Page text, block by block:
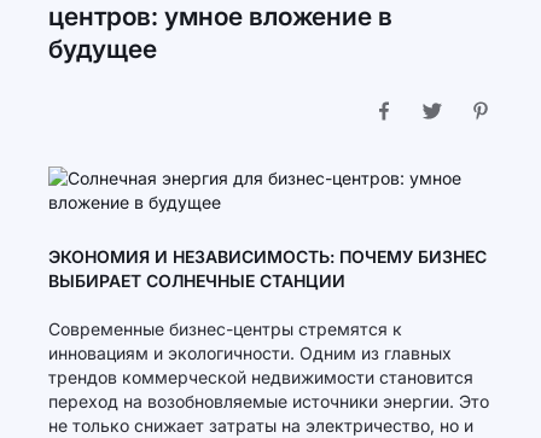
центров: умное вложение в
будущее
ЭКОНОМИЯ И НЕЗАВИСИМОСТЬ: ПОЧЕМУ БИЗНЕС
ВЫБИРАЕТ СОЛНЕЧНЫЕ СТАНЦИИ
Современные бизнес-центры стремятся к
инновациям и экологичности. Одним из главных
трендов коммерческой недвижимости становится
переход на возобновляемые источники энергии. Это
не только снижает затраты на электричество, но и